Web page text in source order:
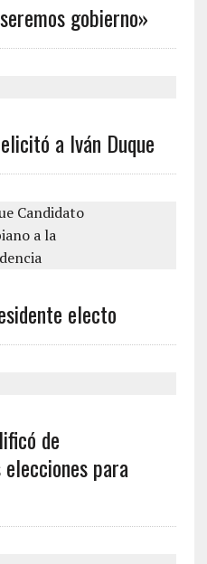
gobierno»
a Iván Duque
electo
de
para